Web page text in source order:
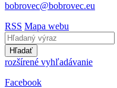
bobrovec@bobrovec.eu
RSS Mapa webu
Hľadať
rozšírené vyhľadávanie
Facebook